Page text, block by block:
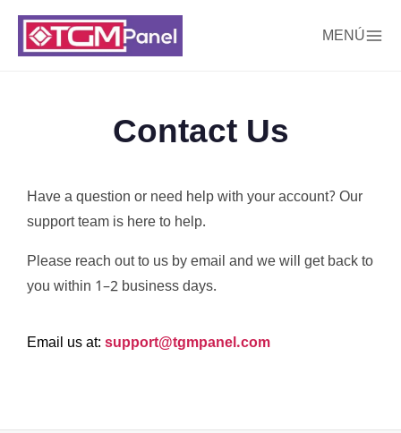
MENÚ
Contact Us
Have a question or need help with your account? Our
support team is here to help.
Please reach out to us by email and we will get back to
you within 1–2 business days.
Email us at:support@tgmpanel.com